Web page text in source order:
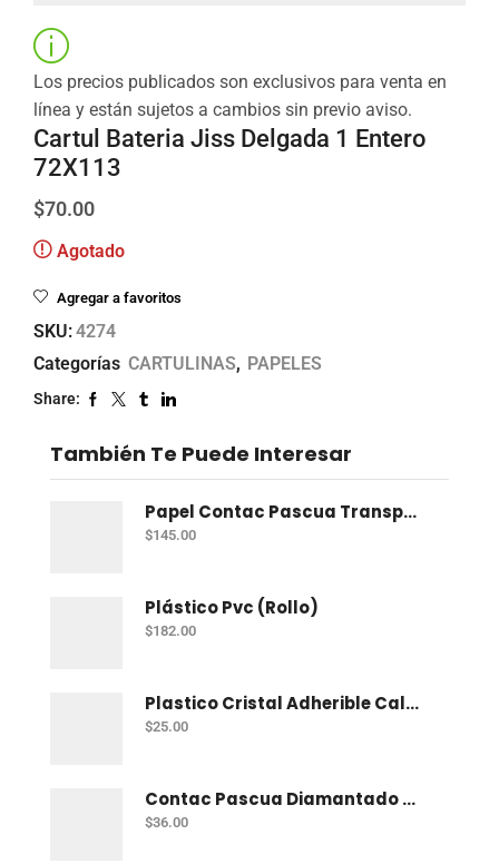
Los precios publicados son exclusivos para venta en
línea y están sujetos a cambios sin previo aviso.
Cartul Bateria Jiss Delgada 1 Entero
72X113
$70.00
Agotado
Agregar a favoritos
SKU:4274
Categorías CARTULINAS, PAPELES
Share:
También Te Puede Interesar
Papel Contac Pascua Transparente 45 Cm X 20 Mt
$145.00
Plástico Pvc (Rollo)
$182.00
Plastico Cristal Adherible Cal. 4 Mt
$25.00
Contac Pascua Diamantado 2 Mt Fiusha
$36.00